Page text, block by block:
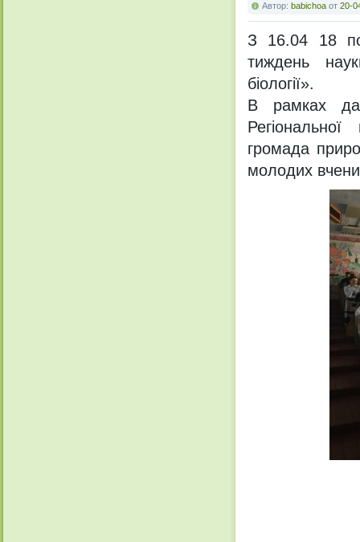
Автор: babichoa от 20-
З 16.04 18 по
тиждень
біології».
В рамках
громада
молодих